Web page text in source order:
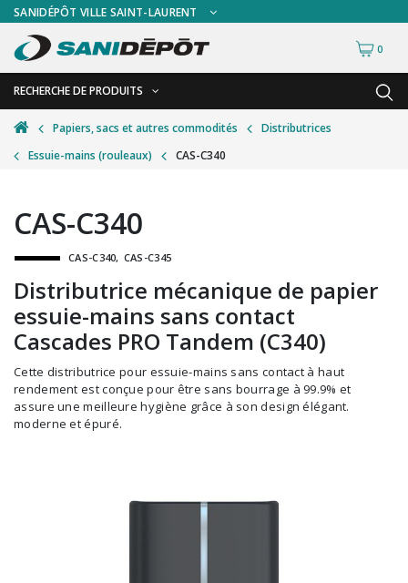
SANIDÉPÔT VILLE SAINT-LAURENT
0
RECHERCHE DE PRODUITS
RETOUR
Accessoires de sécurité
Accessoires pour le lavage de mur
Accessoires pour salles de bain
Alimentaire
Autres accessoires
Bouteilles et vaporisateurs
Brosses et manches
RETOUR
Gants
Plexiglas
Signalisations
Test de diagnostic
Thermomètre
Papiers, sacs et autres commodités
Distributrices
Essuie-mains (rouleaux)
CAS-C340
CAS-C340
CAS-C340 CAS-C345
Distributrice mécanique de papier
essuie-mains sans contact
Cascades PRO Tandem (C340)
Cette distributrice pour essuie-mains sans contact à haut
rendement est conçue pour être sans bourrage à 99.9% et
assure une meilleure hygiène grâce à son design élégant.
moderne et épuré.